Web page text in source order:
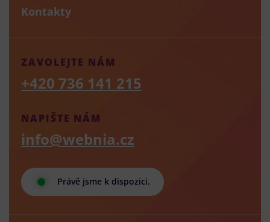
Kontakty
Právě jsme k dispozici.
NAPIŠTE NÁM
info@webnia.cz
ZAVOLEJTE NÁM
+420 736 141 215